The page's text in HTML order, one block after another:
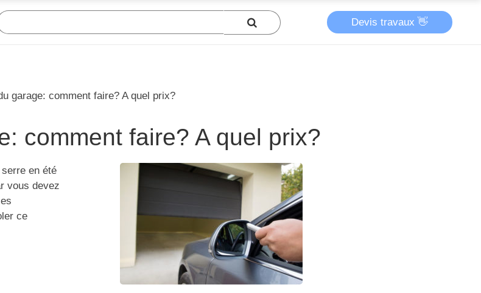
Devis travaux 👋
garage: comment faire? A quel prix?
comment faire? A quel prix?
en été
vous devez
ce